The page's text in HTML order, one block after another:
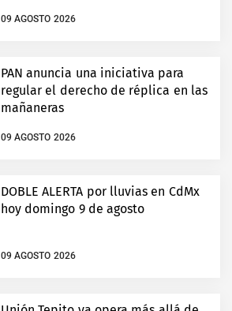
09 AGOSTO 2026
PAN anuncia una iniciativa para
regular el derecho de réplica en las
mañaneras
09 AGOSTO 2026
DOBLE ALERTA por lluvias en CdMx
hoy domingo 9 de agosto
09 AGOSTO 2026